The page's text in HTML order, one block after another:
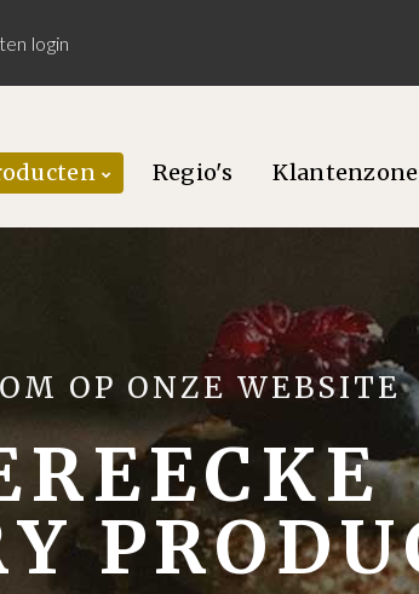
login
Regio's Klantenzone
OP ONZE WEBSITE